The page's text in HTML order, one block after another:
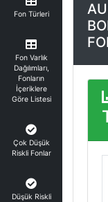
Fon Türleri
Fon Varlık
Dağılımları,
Fonların
İçeriklere
Göre Listesi
Çok Düşük
Riskli Fonlar
Düşük Riskli